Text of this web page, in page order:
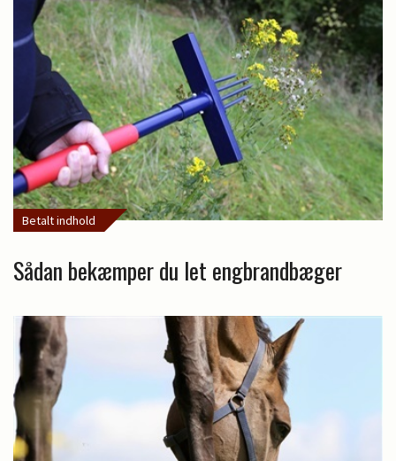
Betalt indhold
Sådan bekæmper du let engbrandbæger